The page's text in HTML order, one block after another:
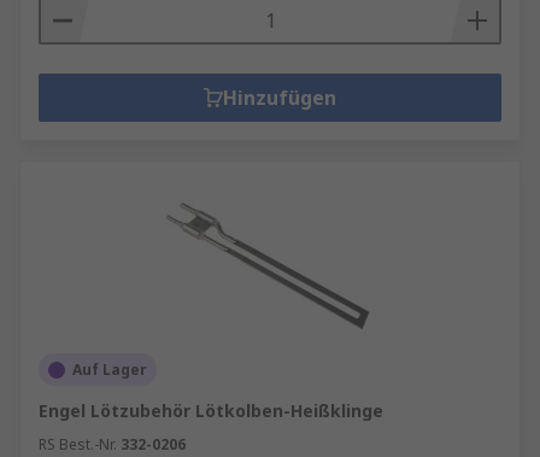
Hinzufügen
Auf Lager
Engel Lötzubehör Lötkolben-Heißklinge
RS Best.-Nr. 332-0206